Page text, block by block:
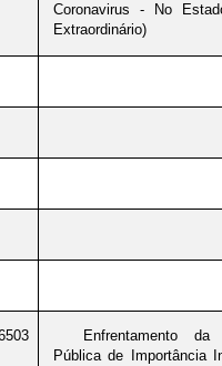
Coronavirus - No
Extraordinário)
Enfrentamento
Pública de Importância